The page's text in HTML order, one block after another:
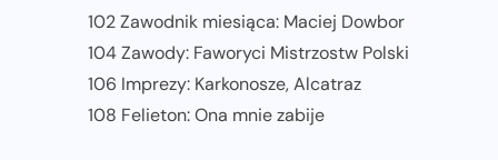
102 Zawodnik miesiąca: Maciej Dowbor
104 Zawody: Faworyci Mistrzostw Polski
106 Imprezy: Karkonosze, Alcatraz
108 Felieton: Ona mnie zabije